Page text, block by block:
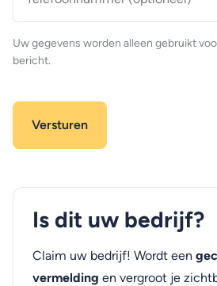
(optioneel)
Uw gegevens worden alleen gebruikt
bericht.
Is dit uw bedrijf?
Claim uw bedrijf! Wordt een
vermelding en vergroot je